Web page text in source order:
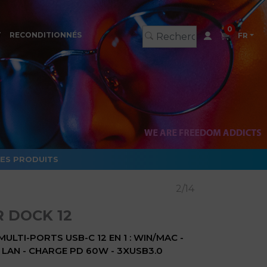
RECONDITIONNÉS
0
FR
PRODUITS
2/14
DOCK 12
PORTS USB-C 12 EN 1 : WIN/MAC -
- CHARGE PD 60W - 3XUSB3.0